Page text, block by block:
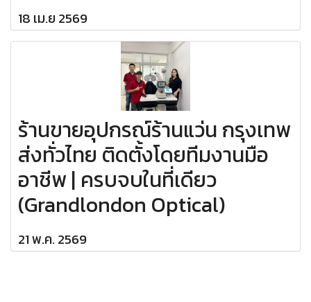
18 เม.ย 2569
ร้านขายอุปกรณ์ร้านแว่น กรุงเทพ
ส่งทั่วไทย ติดตั้งโดยทีมงานมือ
อาชีพ | ครบจบในที่เดียว
(Grandlondon Optical)
21 พ.ค. 2569